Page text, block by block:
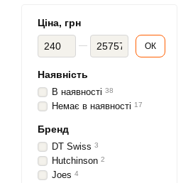
Ціна, грн
Від Ціна, грн
До Ціна, грн ОК
Наявність
В наявності 38
Немає в наявності 17
Бренд
DT Swiss 3
Hutchinson 2
Joes 4